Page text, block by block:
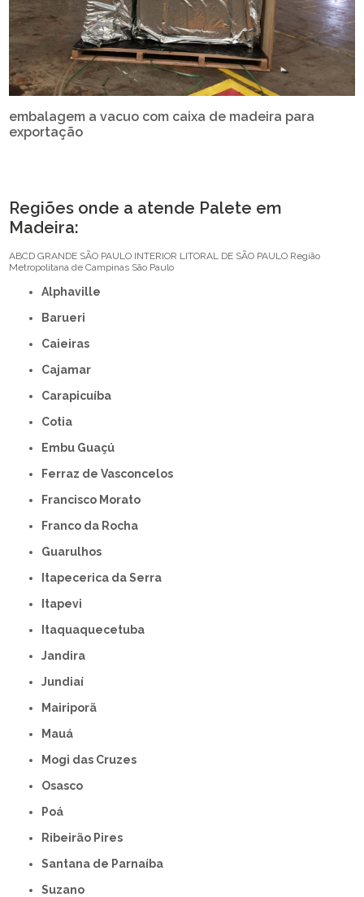
embalagem a vacuo com caixa de madeira para
exportação
Regiões onde a atende Palete em
Madeira:
ABCD GRANDE SÃO PAULO INTERIOR LITORAL DE SÃO PAULO Região
Metropolitana de Campinas São Paulo
Alphaville
Barueri
Caieiras
Cajamar
Carapicuíba
Cotia
Embu Guaçú
Ferraz de Vasconcelos
Francisco Morato
Franco da Rocha
Guarulhos
Itapecerica da Serra
Itapevi
Itaquaquecetuba
Jandira
Jundiaí
Mairiporã
Mauá
Mogi das Cruzes
Osasco
Poá
Ribeirão Pires
Santana de Parnaíba
Suzano